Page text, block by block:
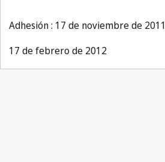
Adhesión : 17 de noviembre de 2011
17 de febrero de 2012